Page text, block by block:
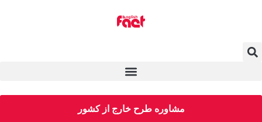
مشاوره طرح خارج از کشور